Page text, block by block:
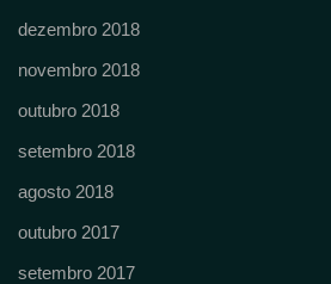
dezembro 2018
novembro 2018
outubro 2018
setembro 2018
agosto 2018
outubro 2017
setembro 2017